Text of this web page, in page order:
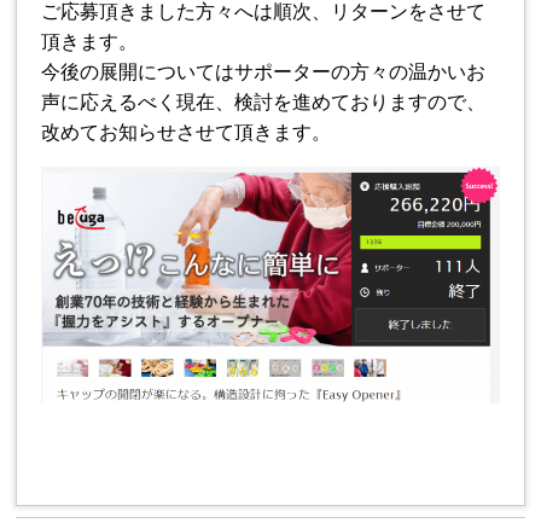
ご応募頂きました方々へは順次、リターンをさせて
頂きます。
今後の展開についてはサポーターの方々の温かいお
声に応えるべく現在、検討を進めておりますので、
改めてお知らせさせて頂きます。